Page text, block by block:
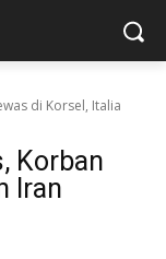
di Korsel, Italia
Korban
Iran